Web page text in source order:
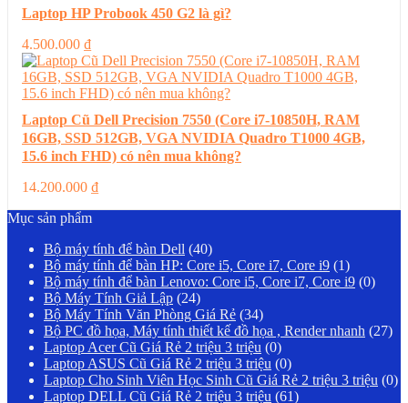
Laptop HP Probook 450 G2 là gì?
4.500.000 ₫
Laptop Cũ Dell Precision 7550 (Core i7-10850H, RAM
16GB, SSD 512GB, VGA NVIDIA Quadro T1000 4GB,
15.6 inch FHD) có nên mua không?
14.200.000 ₫
Mục sản phẩm
Bộ máy tính để bàn Dell (40)
Bộ máy tính để bàn HP: Core i5, Core i7, Core i9 (1)
Bộ máy tính để bàn Lenovo: Core i5, Core i7, Core i9 (0)
Bộ Máy Tính Giả Lập (24)
Bộ Máy Tính Văn Phòng Giá Rẻ (34)
Bộ PC đồ họa, Máy tính thiết kế đồ họa , Render nhanh (27)
Laptop Acer Cũ Giá Rẻ 2 triệu 3 triệu (0)
Laptop ASUS Cũ Giá Rẻ 2 triệu 3 triệu (0)
Laptop Cho Sinh Viên Học Sinh Cũ Giá Rẻ 2 triệu 3 triệu (0)
Laptop DELL Cũ Giá Rẻ 2 triệu 3 triệu (61)